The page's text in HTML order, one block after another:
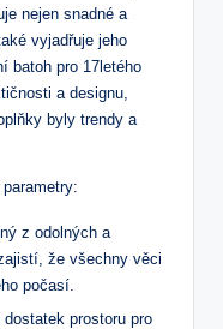
nejen snadné a
vyjadřuje jeho
batoh pro 17letého
a designu,
byly trendy a
z odolných a
že všechny věci
počasí.
prostoru pro